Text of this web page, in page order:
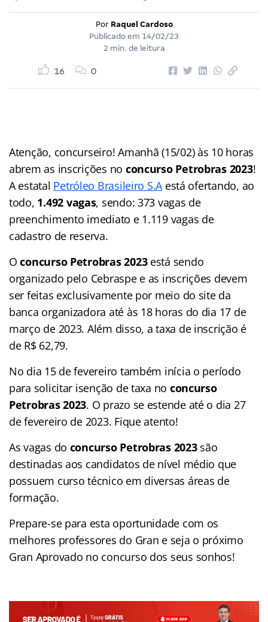
Por Raquel Cardoso
Publicado em 14/02/23
2 min. de leitura
16 0
Atenção, concurseiro! Amanhã (15/02) às 10 horas
abrem as inscrições no concurso Petrobras 2023!
A estatal Petróleo Brasileiro S.Aestá ofertando, ao
todo, 1.492 vagas, sendo: 373 vagas de
preenchimento imediato e 1.119 vagas de
cadastro de reserva.
Oconcurso Petrobras 2023 está sendo
organizado pelo Cebraspe e as inscrições devem
ser feitas exclusivamente por meio do site da
banca organizadora até às 18 horas do dia 17 de
março de 2023. Além disso, a taxa de inscrição é
de R$ 62,79.
No dia 15 de fevereiro também inícia o período
para solicitar isenção de taxa no concurso
Petrobras 2023. O prazo se estende até o dia 27
de fevereiro de 2023. Fique atento!
As vagas do concurso Petrobras 2023 são
destinadas aos candidatos de nível médio que
possuem curso técnico em diversas áreas de
formação.
Prepare-se para esta oportunidade com os
melhores professores do Gran e seja o próximo
Gran Aprovado no concurso dos seus sonhos!